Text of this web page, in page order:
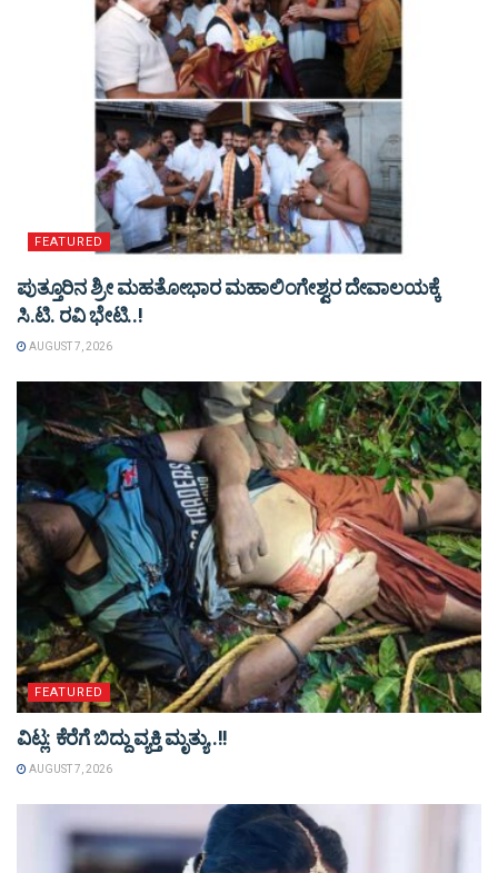
FEATURED
ಪುತ್ತೂರಿನ ಶ್ರೀ ಮಹತೋಭಾರ ಮಹಾಲಿಂಗೇಶ್ವರ ದೇವಾಲಯಕ್ಕೆ
ಸಿ.ಟಿ. ರವಿ ಭೇಟಿ..!
AUGUST 7, 2026
FEATURED
ವಿಟ್ಲ: ಕೆರೆಗೆ ಬಿದ್ದು ವ್ಯಕ್ತಿ ಮೃತ್ಯು..!!
AUGUST 7, 2026